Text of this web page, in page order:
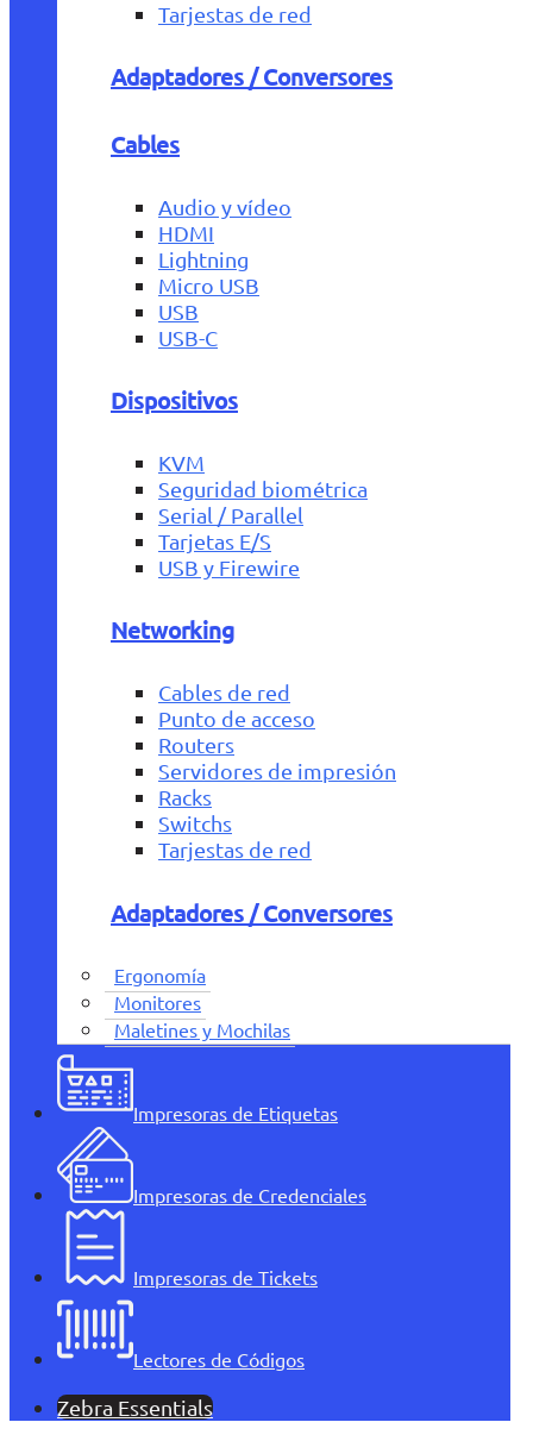
Tarjestas de red
Adaptadores / Conversores
Cables
Audio y vídeo
HDMI
Lightning
Micro USB
USB
USB-C
Dispositivos
KVM
Seguridad biométrica
Serial / Parallel
Tarjetas E/S
USB y Firewire
Networking
Cables de red
Punto de acceso
Routers
Servidores de impresión
Racks
Switchs
Tarjestas de red
Adaptadores / Conversores
Ergonomía
Monitores
Maletines y Mochilas
Impresoras de Etiquetas
Impresoras de Credenciales
Impresoras de Tickets
Lectores de Códigos
Zebra Essentials